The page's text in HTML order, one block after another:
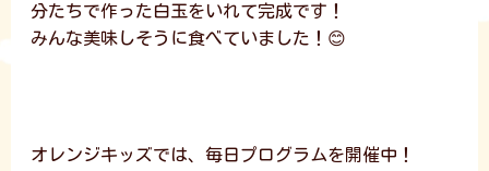
分たちで作った白玉をいれて完成です！
みんな美味しそうに食べていました！😊
オレンジキッズでは、毎日プログラムを開催中！